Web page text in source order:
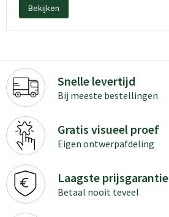
Bekijken
Snelle levertijd
Bij meeste bestellingen
Gratis visueel proef
Eigen ontwerpafdeling
Laagste prijsgarantie
Betaal nooit teveel